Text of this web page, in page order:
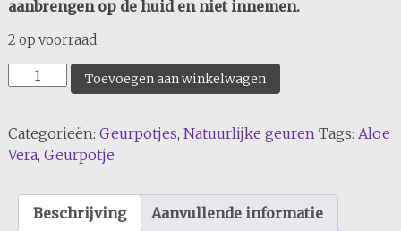
aanbrengen op de huid en niet innemen.
2 op voorraad
Aloe
Toevoegen aan winkelwagen
Categorieën: Geurpotjes, Natuurlijke geuren Tags: Aloe
Vera, Geurpotje
Beschrijving Aanvullende informatie